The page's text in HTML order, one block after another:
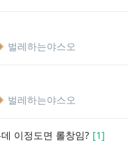
벌레하는야스오
벌레하는야스오
이정도면 롤창임? [1]